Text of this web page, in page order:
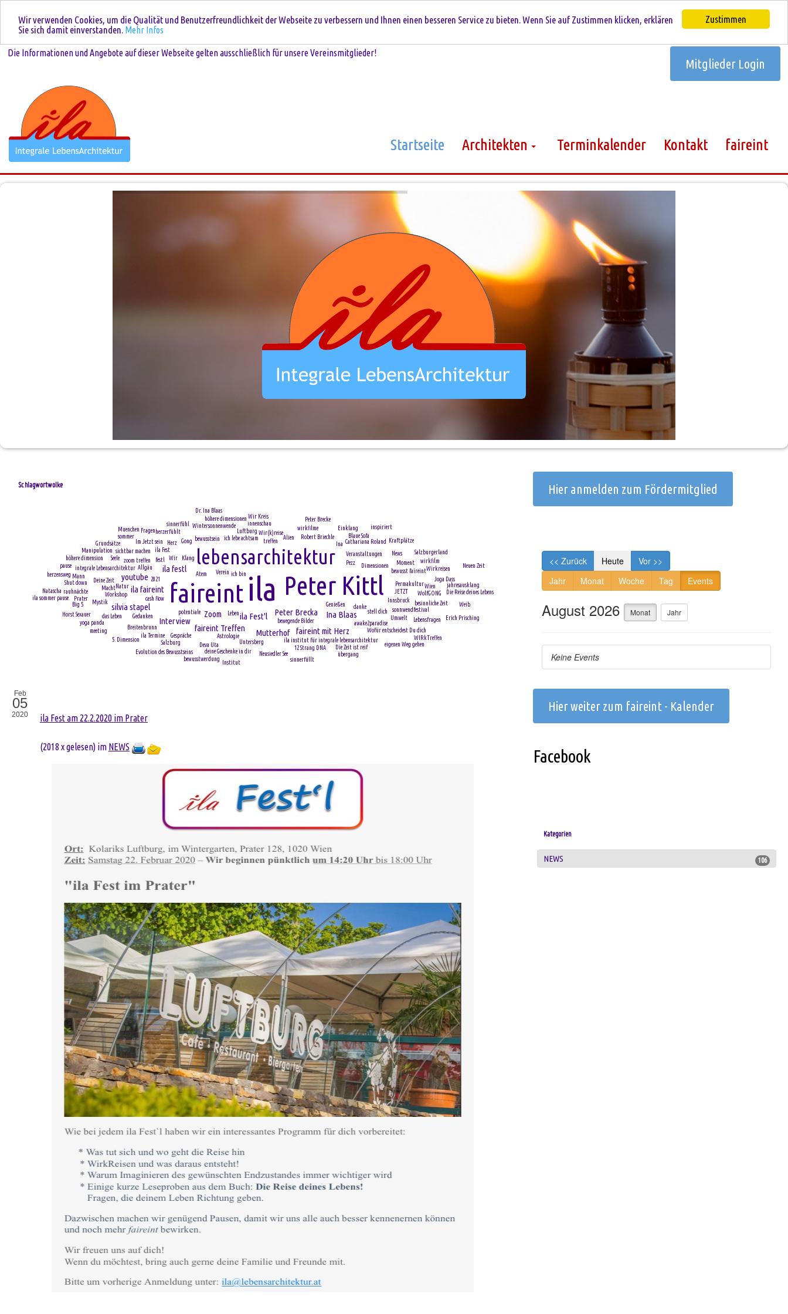
Zustimmen
Wir verwenden Cookies, um die Qualität und Benutzerfreundlichkeit der Webseite zu verbessern und Ihnen einen besseren Service zu bieten. Wenn Sie auf Zustimmen klicken, erklären
Sie sich damit einverstanden. Mehr Infos
Mitglieder Login
Die Informationen und Angebote auf dieser Webseite gelten ausschließlich für unsere Vereinsmitglieder!
Startseite Architekten Terminkalender Kontakt faireint
Schlagwortwolke
ila Peter Kittl
faireint
lebensarchitektur
ila Fest'l Ina Blaas
ila faireint
Zoom
Peter Brecka
faireint mit Herz
ila festl
Mutterhof
Interview
youtube
silvia stapel
faireint Treffen
cash flow
bewegende Bilder
stell dich
ich lebe achtsam
JETZT
Veranstaltungen
Workshop
potentiale
ila Fest
Allgäu
zoom treffen
Dimensionen
Gespräche
Robert Briechle
Permakultur
Untersberg
Pezz
Verein
Leben
bewusstsein treffen
Astrologie
ila institut für integrale lebensarchitektur
bewusst faireint
integrale Lebensarchitektur
awake2paradise
Cathariana Roland
ila Termine
sonnwendfestival
Moment
Genießen
Deine Zeit
das Leben
Im Jetzt sein
Breitenbrunn
Neusiedler See
Wir(k)reise
Atem
Klang
Gong
WolfGONG
Deva Uta
Blaue Sofa
News
sichtbar machen
Wien
Wintersonnenwende
besinnliche Zeit
deine Geschenke in dir
Wofür entscheidest Du dich
Wirkreisen
Luftburg
Prater
wirkfilme
Innsbruck
Seele
Evolution des Bewusstseins
wirkfilm
ich bin
herzerfühlt
Manipulation
Die Reise deines Lebens
Fragen
Lebensfragen
Gedanken
12 Strang DNA
Alien
Macht
Die Zeit ist reif
5. Dimension
Shut down
Joga Dass
Horst Sexauer
festl
Salzburg
Salzburgerland
Mystik
Kraftplätze
höhere dimension
innenschau
rauhnächte
danke
jahresausklang
herzensweg
übergang
2021
Big 5
Grundsätze
sinnerfüllt
Umwelt
Natur
Peter Brecke
inspiriert
sinnerfühl
Einklang
Institut
Herz
Wir
bewusstwerdung
höhere dimensionen
ila sommer pause
sommer
pause
Weib
Mann
Neuen Zeit
Wir Kreis
meeting
yoga panda
Erich Prisching
Natascha
Dr. Ina Blaas
Ina
Muenchen
eigenen Weg gehen
WIRkTreffen
ila Fest am 22.2.2020 im Prater
(2018 x gelesen) im NEWS
Feb
05
2020
Hier anmelden zum Fördermitglied
Hier weiter zum faireint - Kalender
Facebook
Kategorien
106
NEWS